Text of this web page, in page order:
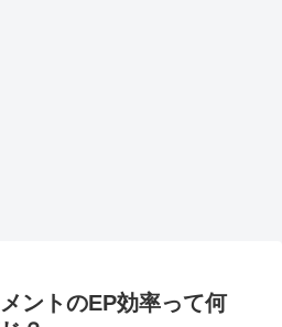
ントのEP効率って何